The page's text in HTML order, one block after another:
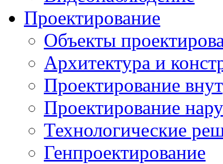
Проектирование
Объекты
Архитектура и
Проектирование
Проектирование
Технологические
Генпроектирование